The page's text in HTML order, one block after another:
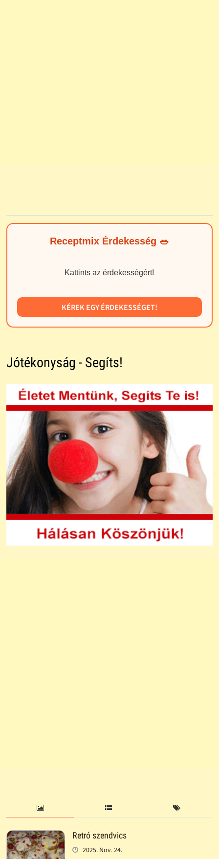
Receptmix Érdekesség 🥗
Kattints az érdekességért!
KÉREK EGY ÉRDEKESSÉGET!
Jótékonyság - Segíts!
Retró szendvics
2025. Nov. 24.